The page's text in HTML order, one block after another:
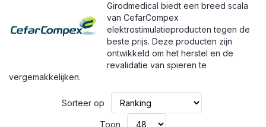
Girodmedical biedt een breed scala
van CefarCompex
elektrostimulatieproducten tegen de
beste prijs. Deze producten zijn
ontwikkeld om het herstel en de
revalidatie van spieren te
vergemakkelijken.
Sorteer op
Toon